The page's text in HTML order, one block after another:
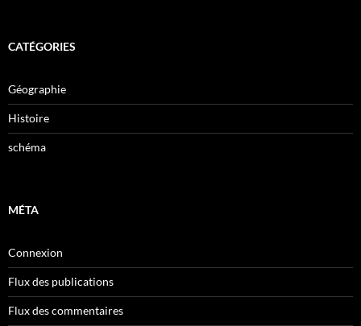
CATÉGORIES
Géographie
Histoire
schéma
MÉTA
Connexion
Flux des publications
Flux des commentaires